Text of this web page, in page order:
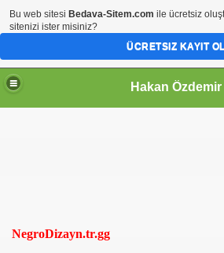
Hakan Özdemir
NegroDizayn.tr.gg
Bu web sitesi Bedava-Sitem.com ile ücretsiz
sitenizi ister misiniz?
ÜCRETSIZ KAYIT OL